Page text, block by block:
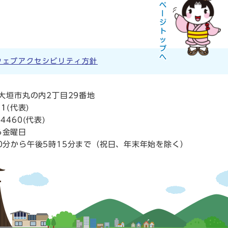
ェブアクセシビリティ方針
垣市丸の内2丁目29番地
(代表)
代表)
曜日
から午後5時15分まで（祝日、年末年始を除く）